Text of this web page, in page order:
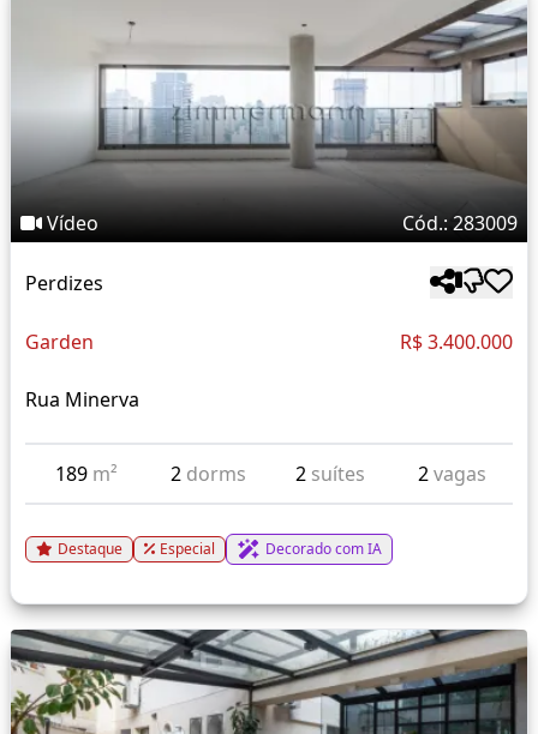
Vídeo Cód.: 283009
Perdizes
Garden R$ 3.400.000
Rua Minerva
189 m² 2 dorms 2 suítes 2vagas
Destaque Especial Decorado com IA